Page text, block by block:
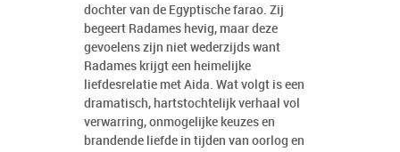
dochter van de Egyptische farao. Zij
begeert Radames hevig, maar deze
gevoelens zijn niet wederzijds want
Radames krijgt een heimelijke
liefdesrelatie met Aida. Wat volgt is een
dramatisch, hartstochtelijk verhaal vol
verwarring, onmogelijke keuzes en
brandende liefde in tijden van oorlog en